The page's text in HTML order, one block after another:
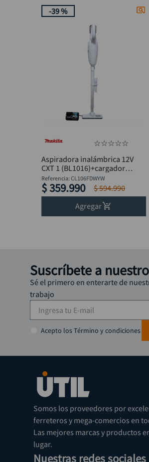
-39 %
☆☆☆☆☆
Aspiradora inalámbrica 12V
CXT 1 (BL1016)+cargador
MAKITA
Referencia:CL106FDWYW
$359.990 $594.990
Agregar
Suscríbete a
Sé el primero en enterarte de
trabajo
Acepto los Término y condiciones
Somos los proveedores por
ferreteros y mega-comercios en
Las mejores marcas y productos
lugar.
Nuestras redes sociales